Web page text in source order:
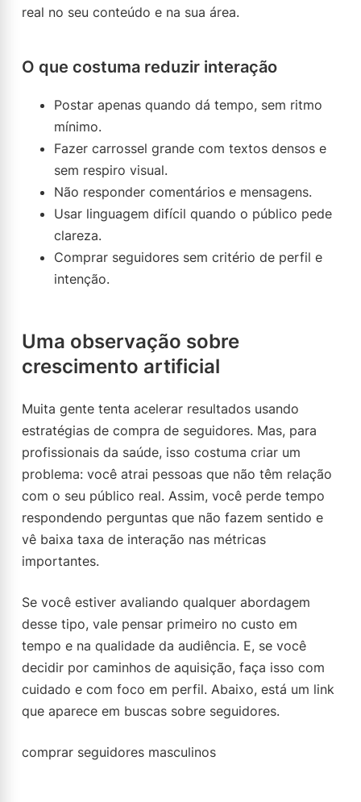
real no seu conteúdo e na sua área.
O que costuma reduzir interação
Postar apenas quando dá tempo, sem ritmo
mínimo.
Fazer carrossel grande com textos densos e
sem respiro visual.
Não responder comentários e mensagens.
Usar linguagem difícil quando o público pede
clareza.
Comprar seguidores sem critério de perfil e
intenção.
Uma observação sobre
crescimento artificial
Muita gente tenta acelerar resultados usando
estratégias de compra de seguidores. Mas, para
profissionais da saúde, isso costuma criar um
problema: você atrai pessoas que não têm relação
com o seu público real. Assim, você perde tempo
respondendo perguntas que não fazem sentido e
vê baixa taxa de interação nas métricas
importantes.
Se você estiver avaliando qualquer abordagem
desse tipo, vale pensar primeiro no custo em
tempo e na qualidade da audiência. E, se você
decidir por caminhos de aquisição, faça isso com
cuidado e com foco em perfil. Abaixo, está um link
que aparece em buscas sobre seguidores.
comprar seguidores masculinos